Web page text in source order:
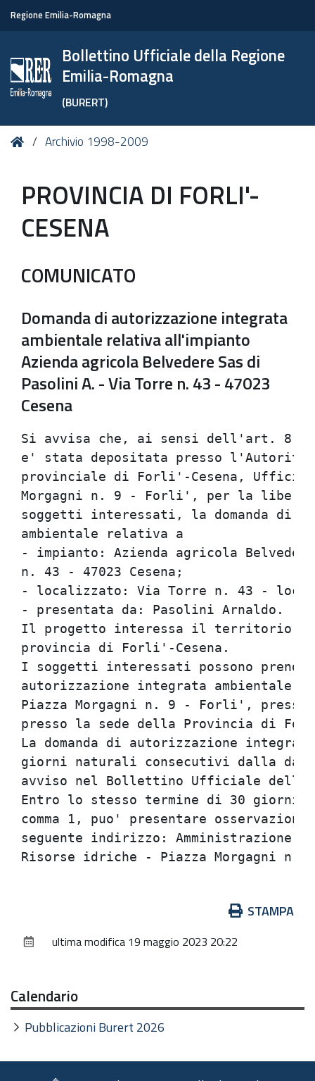
Regione Emilia-Romagna
Bollettino Ufficiale della Regione
Emilia-Romagna
(BURERT)
Tu HomeArchivio 1998-2009
PROVINCIA DI FORLI'-
CESENA
COMUNICATO
Domanda di autorizzazione integrata
ambientale relativa all'impianto
Azienda agricola Belvedere Sas di
Pasolini A. - Via Torre n. 43 - 47023
Cesena
Si avvisa che, ai sensi dell'art. 8
e' stata depositata presso l'Autorita'
provinciale di Forli'-Cesena, Ufficio
Morgagni n. 9 - Forli', per la libera
soggetti interessati, la domanda di
ambientale relativa a
- impianto: Azienda agricola
n. 43 - 47023 Cesena;
- localizzato: Via Torre n. 43 -
- presentata da: Pasolini Arnaldo.
Il progetto interessa il territorio del
provincia di Forli'-Cesena.
I soggetti interessati possono
autorizzazione integrata ambientale
Piazza Morgagni n. 9 - Forli', presso
presso la sede della Provincia di
La domanda di autorizzazione
giorni naturali consecutivi dalla
avviso nel Bollettino Ufficiale della
Entro lo stesso termine di 30
comma 1, puo' presentare
seguente indirizzo:
documento
STAMPA
ultima modifica 19 maggio 2023 20:22
Calendario
Pubblicazioni Burert 2026